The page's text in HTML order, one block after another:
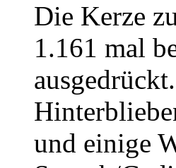
Die Kerze
1.161 mal
und einige